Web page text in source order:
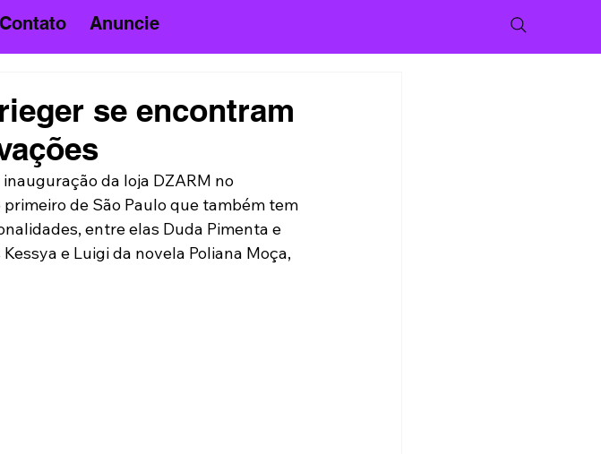
Contato Anuncie
se encontram
da loja DZARM no
de São Paulo que também tem
entre elas Duda Pimenta e
e Luigi da novela Poliana Moça,